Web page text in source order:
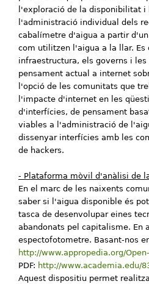
l'exploració de la disponibilitat
l'administració individual dels
cabalímetre d'aigua a partir
com utilitzen l'aigua a la llar. Es
infraestructura, els governs i
pensament actual a internet
l'opció de les comunitats que
l'impacte d'internet en les
d'interfícies, de pensament
viables a l'administració de
dissenyar interfícies amb les
de hackers.
- Plataforma mòvil d'anàlisi de
En el marc de les naixents
saber si l'aigua disponible és
tasca de desenvolupar eines
abandonats pel capitalisme. En
espectofotometre. Basant-nos
http://www.appropedia.org/
PDF: http://www.academia.edu/
Aquest dispositiu permet